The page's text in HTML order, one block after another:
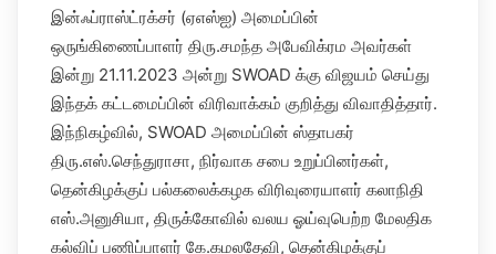
இன்ஃப்ராஸ்ட்ரக்சர் (ஏஎஸ்ஐ) அமைப்பின்
ஒருங்கிணைப்பாளர் திரு.சமந்த அபேவிக்ரம அவர்கள்
இன்று 21.11.2023 அன்று SWOAD க்கு விஜயம் செய்து
இந்தக் கட்டமைப்பின் விரிவாக்கம் குறித்து விவாதித்தார்.
இந்நிகழ்வில், SWOAD அமைப்பின் ஸ்தாபகர்
திரு.எஸ்.செந்துராசா, நிர்வாக சபை உறுப்பினர்கள்,
தென்கிழக்குப் பல்கலைக்கழக விரிவுரையாளர் கலாநிதி
எஸ்.அனுசியா, திருக்கோவில் வலய ஓய்வுபெற்ற மேலதிக
கல்விப் பணிப்பாளர் கே.கமலதேவி, தென்கிழக்குப்